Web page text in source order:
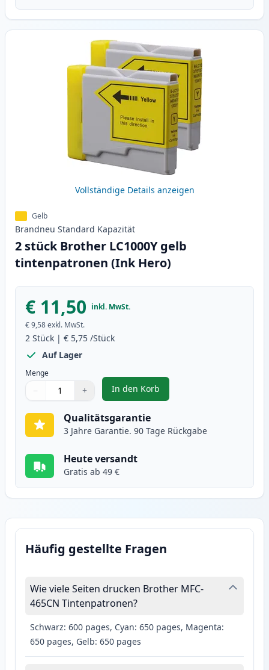
Vollständige Details anzeigen
Gelb
Brandneu Standard Kapazität
2 stück Brother LC1000Y gelb
tintenpatronen (Ink Hero)
€ 11,50 inkl. MwSt.
€ 9,58exkl. MwSt.
2 Stück | € 5,75 /Stück
Auf Lager
Menge
Verwenden Sie die Tasten, um anzupassen
− +
1
In den Korb
, 2 stück Brother LC1000Y gelb
Qualitätsgarantie
3 Jahre Garantie. 90 Tage Rückgabe
Heute versandt
Gratis ab 49 €
Häufig gestellte Fragen
Wie viele Seiten drucken Brother MFC-
465CN Tintenpatronen?
Schwarz: 600 pages, Cyan: 650 pages, Magenta:
650 pages, Gelb: 650 pages